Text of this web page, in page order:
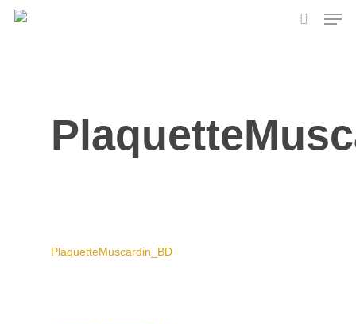
Skip
PlaquetteMuscardin_BD